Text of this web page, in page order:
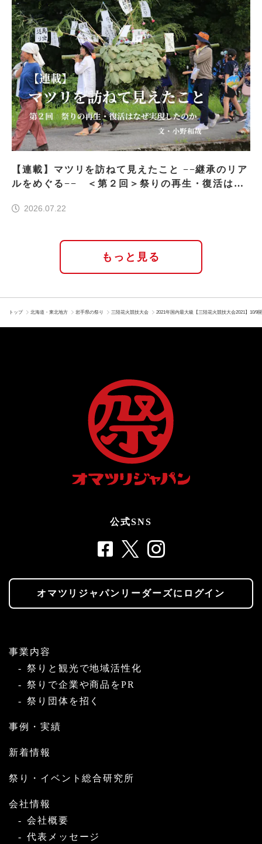
【連載】マツリを訪ねて見えたこと −−継承のリア
ルをめぐる−− ＜第２回＞祭りの再生・復活はな
2026.07.22
もっと見る
トップ 北海道・東北地方 岩手県の祭り 三陸花火競技大会 2021年国内最大級【三陸花火競技大会2021】10/9
公式SNS
オマツリジャパンリーダーズにログイン
事業内容
祭りと観光で地域活性化
祭りで企業や商品をPR
祭り団体を招く
事例・実績
新着情報
祭り・イベント総合研究所
会社情報
会社概要
代表メッセージ